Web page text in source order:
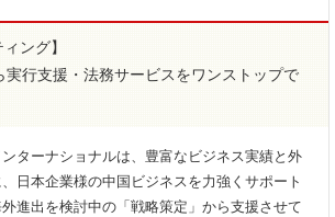
ング】
実行支援・法務サービスをワンストップで
ターナショナルは、豊富なビジネス実績と外
日本企業様の中国ビジネスを力強くサポート
進出を検討中の「戦略策定」から支援させて